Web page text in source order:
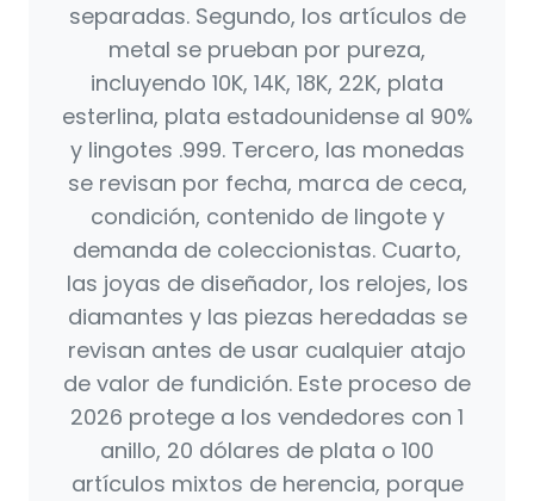
separadas. Segundo, los artículos de
metal se prueban por pureza,
incluyendo 10K, 14K, 18K, 22K, plata
esterlina, plata estadounidense al 90%
y lingotes .999. Tercero, las monedas
se revisan por fecha, marca de ceca,
condición, contenido de lingote y
demanda de coleccionistas. Cuarto,
las joyas de diseñador, los relojes, los
diamantes y las piezas heredadas se
revisan antes de usar cualquier atajo
de valor de fundición. Este proceso de
2026 protege a los vendedores con 1
anillo, 20 dólares de plata o 100
artículos mixtos de herencia, porque